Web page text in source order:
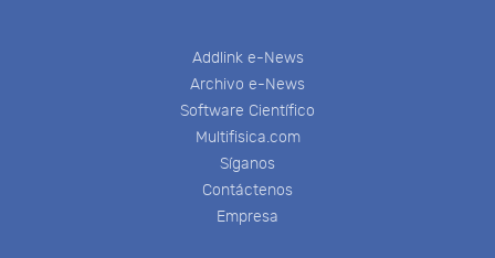
Addlink e-News
Archivo e-News
Software Científico
Multifisica.com
Síganos
Contáctenos
Empresa